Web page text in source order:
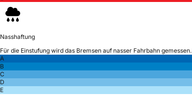
Nasshaftung
Für die Einstufung wird das Bremsen auf nasser Fahrbahn gemessen.
A
B
C
D
E